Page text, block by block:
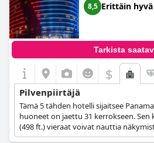
8,5 Erittäin hyvä
Tarkista
$
Pilvenpiirtäjä
Tämä 5 tähden hotelli sijaitsee
huoneet on jaettu 31 kerrokseen. Sen
(498 ft.) vieraat voivat nauttia
tilavissa ja mukavissa tiloissa.